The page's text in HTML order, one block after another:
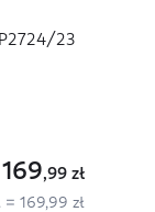
23
169,99 zł
= 169,99 zł